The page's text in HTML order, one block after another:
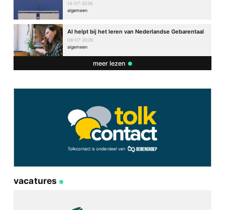
14-07-2026
algemeen
AI helpt bij het leren van Nederlandse Gebarentaal
08-07-2026
algemeen
meer lezen
vacatures